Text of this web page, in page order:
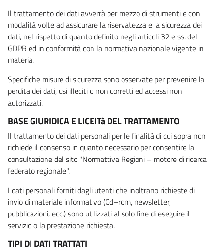
Il trattamento dei dati avverrà per mezzo di strumenti e con
modalità volte ad assicurare la riservatezza e la sicurezza dei
dati, nel rispetto di quanto definito negli articoli 32 e ss. del
GDPR ed in conformità con la normativa nazionale vigente in
materia.
Specifiche misure di sicurezza sono osservate per prevenire la
perdita dei dati, usi illeciti o non corretti ed accessi non
autorizzati.
BASE GIURIDICA E LICEITà DEL TRATTAMENTO
Il trattamento dei dati personali per le finalità di cui sopra non
richiede il consenso in quanto necessario per consentire la
consultazione del sito "Normattiva Regioni – motore di ricerca
federato regionale".
I dati personali forniti dagli utenti che inoltrano richieste di
invio di materiale informativo (Cd–rom, newsletter,
pubblicazioni, ecc.) sono utilizzati al solo fine di eseguire il
servizio o la prestazione richiesta.
TIPI DI DATI TRATTATI